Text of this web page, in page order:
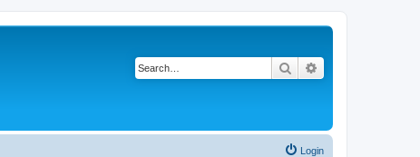
Search
Login